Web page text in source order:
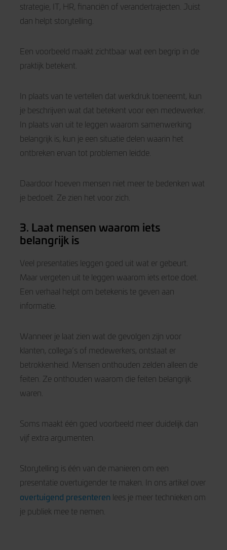
strategie, IT, HR, financiën of verandertrajecten. Juist
dan helpt storytelling.
Een voorbeeld maakt zichtbaar wat een begrip in de
praktijk betekent.
In plaats van te vertellen dat werkdruk toeneemt, kun
je beschrijven wat dat betekent voor een medewerker.
In plaats van uit te leggen waarom samenwerking
belangrijk is, kun je een situatie delen waarin het
ontbreken ervan tot problemen leidde.
Daardoor hoeven mensen niet meer te bedenken wat
je bedoelt. Ze zien het voor zich.
3. Laat mensen waarom iets
belangrijk is
Veel presentaties leggen goed uit wat er gebeurt.
Maar vergeten uit te leggen waarom iets ertoe doet.
Een verhaal helpt om betekenis te geven aan
informatie.
Wanneer je laat zien wat de gevolgen zijn voor
klanten, collega’s of medewerkers, ontstaat er
betrokkenheid. Mensen onthouden zelden alleen de
feiten. Ze onthouden waarom die feiten belangrijk
waren.
Soms maakt één goed voorbeeld meer duidelijk dan
vijf extra argumenten.
Storytelling is één van de manieren om een
presentatie overtuigender te maken. In ons artikel over
overtuigend presenteren lees je meer technieken om
je publiek mee te nemen.